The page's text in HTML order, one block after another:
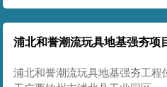
施。项目原始场地为新建建设用
地，土层分布不均、土体松散、
然固结程度较低，地基整体承载
筑需长期承受货物堆放荷载，对
基沉降稳定性、整体密实度要求较
浦北和誉潮流玩具地基强夯项
浦北和誉潮流玩具地基强夯工程